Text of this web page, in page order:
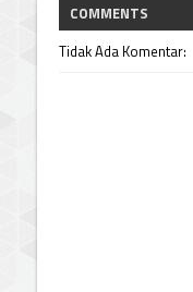
COMMENTS
Tidak Ada Komentar: